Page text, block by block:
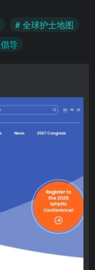
# 全球护士地图
导